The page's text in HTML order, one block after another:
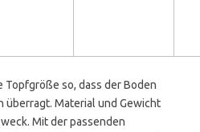
Topfgröße so, dass der Boden
überragt. Material und Gewicht
Mit der passenden